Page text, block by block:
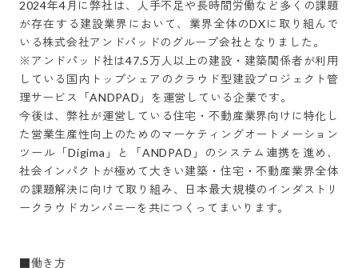
2024年4月に弊社は、人手不足や長時間労働など多くの課題
が存在する建設業界において、業界全体のDXに取り組んで
いる株式会社アンドパッドのグループ会社となりました。
※アンドパッド社は47.5万人以上の建設・建築関係者が利用
している国内トップシェアのクラウド型建設プロジェクト管
理サービス「ANDPAD」を運営している企業です。
今後は、弊社が運営している住宅・不動産業界向けに特化し
た営業生産性向上のためのマーケティングオートメーション
ツール「Digima」と「ANDPAD」のシステム連携を進め、
社会インパクトが極めて大きい建築・住宅・不動産業界全体
の課題解決に向けて取り組み、日本最大規模のインダストリ
ークラウドカンパニーを共につくってまいります。
■働き方